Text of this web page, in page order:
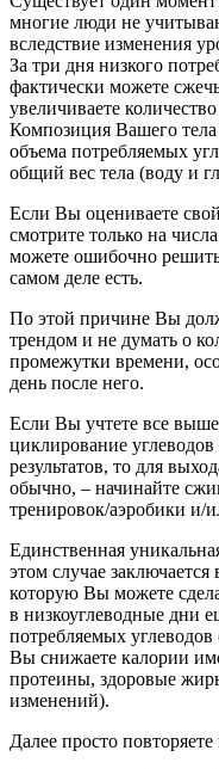
многие люди не
вследствие изменения
За три дня низкого
фактически можете
увеличиваете
Композиция Вашего
объема потребляемых
общий вес тела (воду и
Если Вы оцениваете
смотрите только на
можете ошибочно
самом деле есть.
По этой причине Вы
трендом и не думать о
промежутки времени,
день после него.
Если Вы учтете все
циклирование
результатов, то для
обычно, – начинайте
тренировок/аэробики и/
Единственная
этом случае
которую Вы можете
в низкоуглеводные дни
потребляемых
Вы снижаете калории
протеины, здоровые
изменений).
Далее просто повторяете